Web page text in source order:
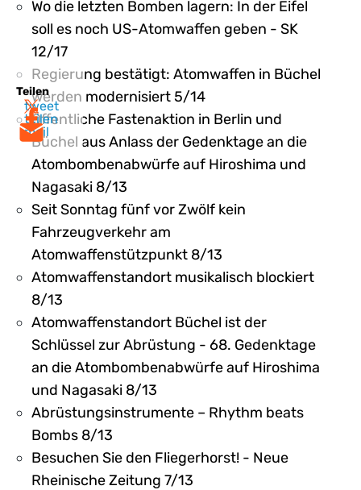
Teilen
tweet
teilen
mail
Wo die letzten Bomben lagern: In der Eifel
soll es noch US-Atomwaffen geben - SK
12/17
Regierung bestätigt: Atomwaffen in Büchel
werden modernisiert 5/14
Öffentliche Fastenaktion in Berlin und
Büchel aus Anlass der Gedenktage an die
Atombombenabwürfe auf Hiroshima und
Nagasaki 8/13
Seit Sonntag fünf vor Zwölf kein
Fahrzeugverkehr am
Atomwaffenstützpunkt 8/13
Atomwaffenstandort musikalisch blockiert
8/13
Atomwaffenstandort Büchel ist der
Schlüssel zur Abrüstung - 68. Gedenktage
an die Atombombenabwürfe auf Hiroshima
und Nagasaki 8/13
Abrüstungsinstrumente – Rhythm beats
Bombs 8/13
Besuchen Sie den Fliegerhorst! - Neue
Rheinische Zeitung 7/13